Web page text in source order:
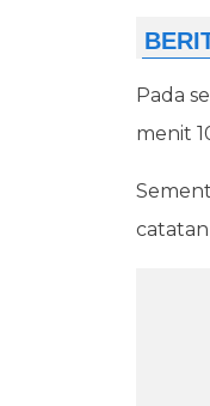
Pada
menit
catatan